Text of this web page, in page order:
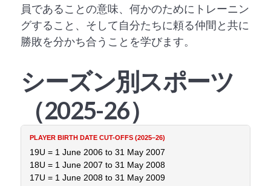
員であることの意味、何かのためにトレーニン
グすること、そして自分たちに頼る仲間と共に
勝敗を分かち合うことを学びます。
シーズン別スポーツ
（2025-26）
19U = 1 June 2006 to 31 May 2007
18U = 1 June 2007 to 31 May 2008
17U = 1 June 2008 to 31 May 2009